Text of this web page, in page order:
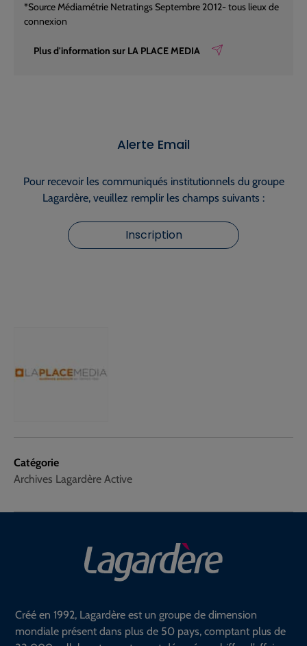
Catégorie
Archives Lagardère Active
*Source Médiamétrie Netratings Septembre 2012- tous lieux de
connexion
Plus d'information sur LA PLACE MEDIA
Alerte Email
Pour recevoir les communiqués institutionnels du groupe
Lagardère, veuillez remplir les champs suivants :
Inscription
Créé en 1992, Lagardère est un groupe de dimension
mondiale présent dans plus de 50 pays, comptant plus de